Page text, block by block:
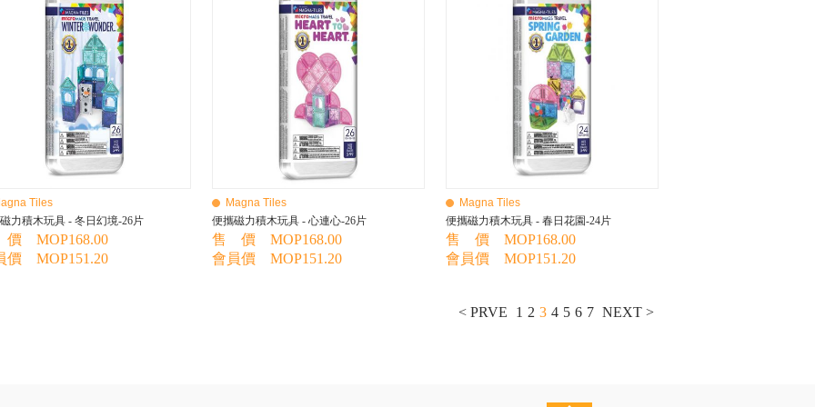
Tiles
力積木玩具 - 冬日幻境-26片
MOP168.00
價 MOP151.20
Magna Tiles
便攜磁力積木玩具 - 心連心-26片
售 價 MOP168.00
會員價 MOP151.20
Magna Tiles
便攜磁力積木玩具 - 春日花園-24片
售 價 MOP168.00
會員價 MOP151.20
< PRVE 1 2 3 4 5 6 7 NEXT >